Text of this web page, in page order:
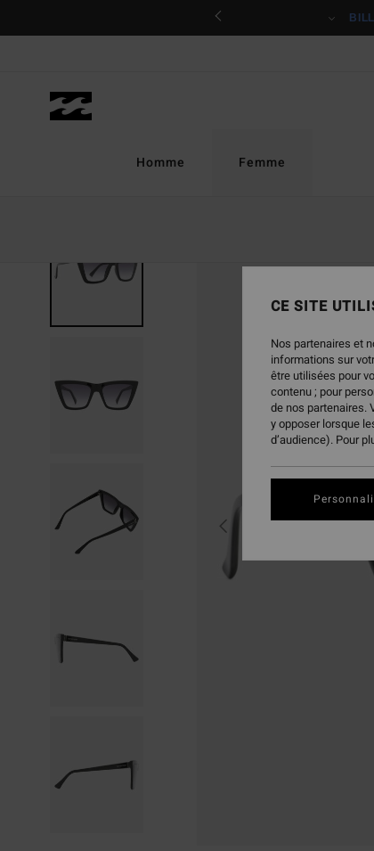
Homme Femme
CE SITE
Nos partenaires et
informations sur
être utilisées pour
contenu ; pour
de nos partenaires.
y opposer lorsque
d’audience). Pour